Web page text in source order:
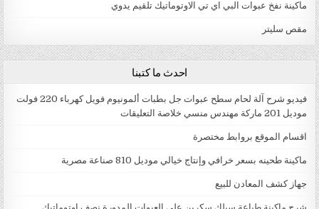
ماكينة نفخ عبوات البي اي تي الاوتوماتيك تلقيم يدوي
مقص سليتر
احدث ما كتبنا
فيديو شرح آلة لحام سطح عبوات جل بطبات ألمونيوم فويل كهرباء 220 فولت
موديل 201 ماركة مهندس منسي خلاصة التعليقات
اقسام الموقع بروابط مختصرة
ماكينة طحينه بسعر خرافي وإنتاج خيالي موديل 810 صناعة مصرية
جهاز كشف المعادن للبيع